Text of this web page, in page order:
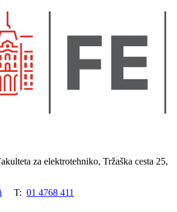
za elektrotehniko, Tržaška cesta 25,
T: 01 4768 411